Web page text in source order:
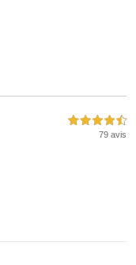
4,5 étoiles sur 5
79 avis